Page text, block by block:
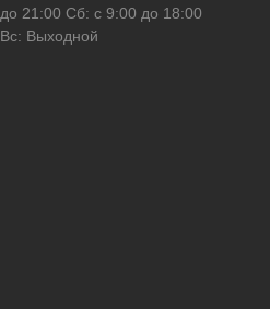
до 21:00 Сб: с 9:00 до 18:00
Вс: Выходной